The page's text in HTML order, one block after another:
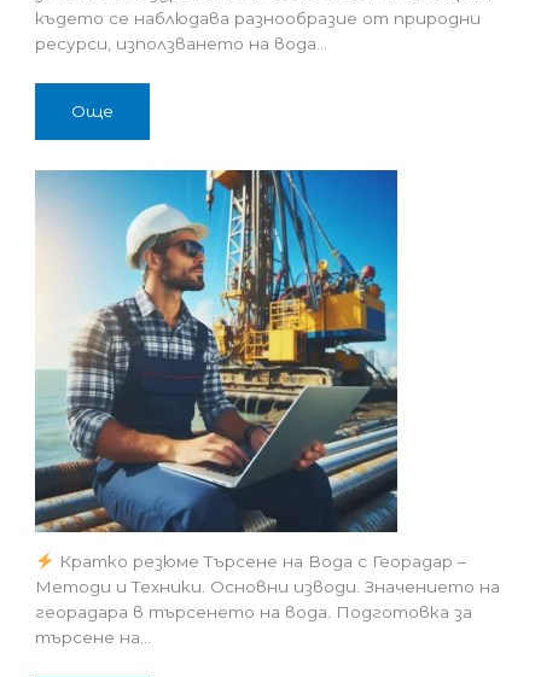
където се наблюдава разнообразие от природни
ресурси, използването на вода…
Още
Кратко резюме Търсене на Вода с Георадар –
Методи и Техники. Основни изводи. Значението на
георадара в търсенето на вода. Подготовка за
търсене на…